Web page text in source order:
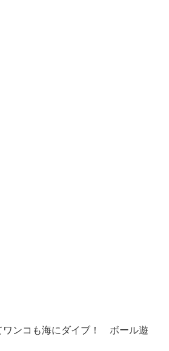
ワンコも海にダイブ！ ボール遊